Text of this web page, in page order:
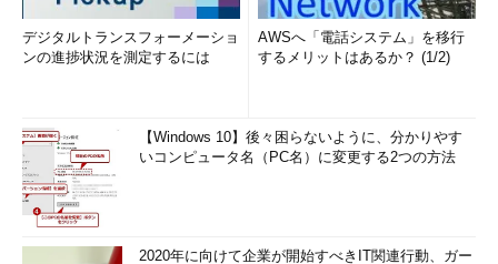
は、このうち「＜Capability＞」と「＜uap:Capability＞」にある
5つだけです。
デジタルトランスフォーメーショ
ンの進捗状況を測定するには
AWSへ「電話システム」を移行
するメリットはあるか？ (1/2)
【Windows 10】後々困らないように、分かりやす
いコンピュータ名（PC名）に変更する2つの方法
2020年に向けて企業が開始すべきIT関連行動、ガー